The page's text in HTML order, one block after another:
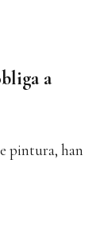
a
pintura, han